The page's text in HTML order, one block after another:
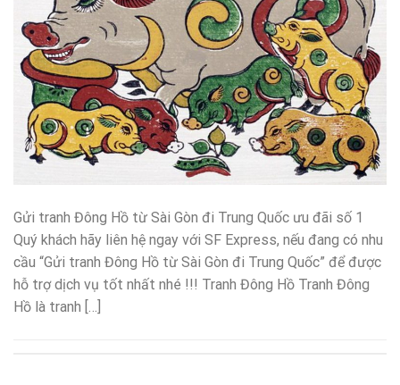
Gửi tranh Đông Hồ từ Sài Gòn đi Trung Quốc ưu đãi số 1
Quý khách hãy liên hệ ngay với SF Express, nếu đang có nhu
cầu “Gửi tranh Đông Hồ từ Sài Gòn đi Trung Quốc” để được
hỗ trợ dịch vụ tốt nhất nhé !!! Tranh Đông Hồ Tranh Đông
Hồ là tranh […]